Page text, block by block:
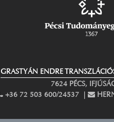
GRASTYÁN ENDRE
7624 PÉCS,
PHONE
+36 72 503 600/24537 |